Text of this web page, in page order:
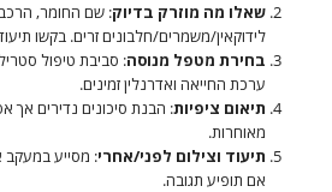
שאלו מה מוזרק בדיוק: שם החומר,
לידוקאין/משמרים/חלבונים זרים. בקשו
בחירת מטפל מנוסה: סביבת טיפול
ערכת החייאה ואדרנלין זמינים.
תיאום ציפיות: הבנת סיכונים נדירים אך
מאוחרות.
תיעוד וצילום לפני/אחרי: מסייע במעקב
אם תופיע תגובה.